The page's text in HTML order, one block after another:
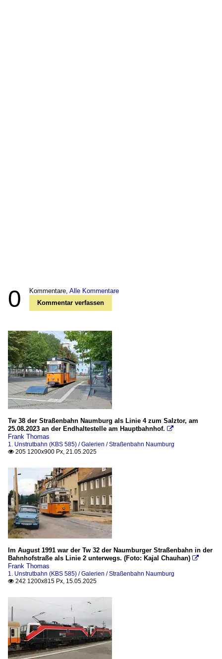
0 Kommentare, Alle Kommentare
Kommentar verfassen
Tw 38 der Straßenbahn Naumburg als Linie 4 zum Salztor, am
25.08.2023 an der Endhaltestelle am Hauptbahnhof. 
Frank Thomas
1. Unstrutbahn (KBS 585) / Galerien / Straßenbahn Naumburg
 205 1200x900 Px, 21.05.2025
Im August 1991 war der Tw 32 der Naumburger Straßenbahn in der
Bahnhofstraße als Linie 2 unterwegs. (Foto: Kajal Chauhan) 
Frank Thomas
1. Unstrutbahn (KBS 585) / Galerien / Straßenbahn Naumburg
 242 1200x815 Px, 15.05.2025